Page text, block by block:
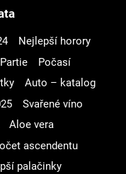
Nejlepší horory
Partie
Počasí
Auto – katalog
Svařené víno
Aloe vera
ascendentu
palačinky